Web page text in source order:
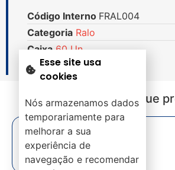
Código Interno FRAL004
Categoria Ralo
Caixa 60 Un.
Não encontrou o que
Esse site usa
cookies
Nós armazenamos dados
temporariamente para
melhorar a sua
experiência de
navegação e recomendar